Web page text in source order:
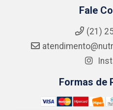
Fale
(21)
Formas de